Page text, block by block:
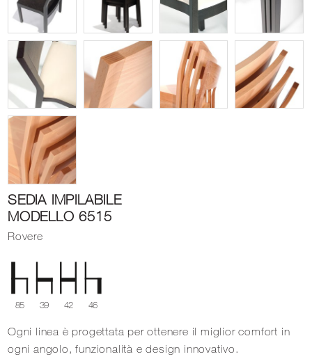
SEDIA IMPILABILE
MODELLO 6515
Rovere
85 39 42 46
Ogni linea è progettata per ottenere il miglior comfort in
ogni angolo, funzionalità e design innovativo.